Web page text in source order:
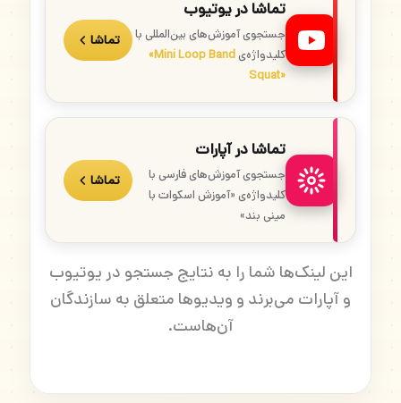
تماشا در یوتیوب
جستجوی آموزش‌های بین‌المللی با
کلیدواژه‌ی«Mini Loop Band
Squat»
تماشا
تماشا در آپارات
جستجوی آموزش‌های فارسی با
کلیدواژه‌ی «آموزش اسکوات با
مینی بند»
تماشا
این لینک‌ها شما را به نتایج جستجو در یوتیوب
و آپارات می‌برند و ویدیوها متعلق به سازندگان
آن‌هاست.